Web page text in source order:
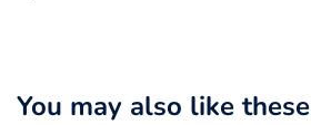
You may also like these